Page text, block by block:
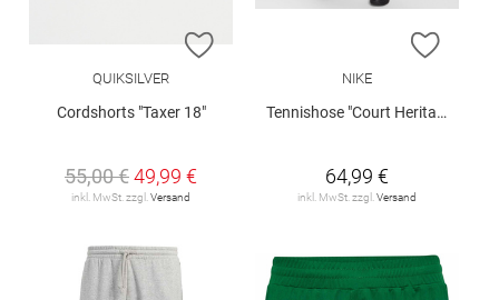
ZUR WUNSCHLISTE HINZUFÜGEN
QUIKSILVER
Cordshorts "Taxer 18"
55,00 €49,99 €
inkl. MwSt. zzgl. Versand
ZUR
NIKE
Tennishose "Court Heritage"
64,99 €
inkl. MwSt. zzgl. Versand